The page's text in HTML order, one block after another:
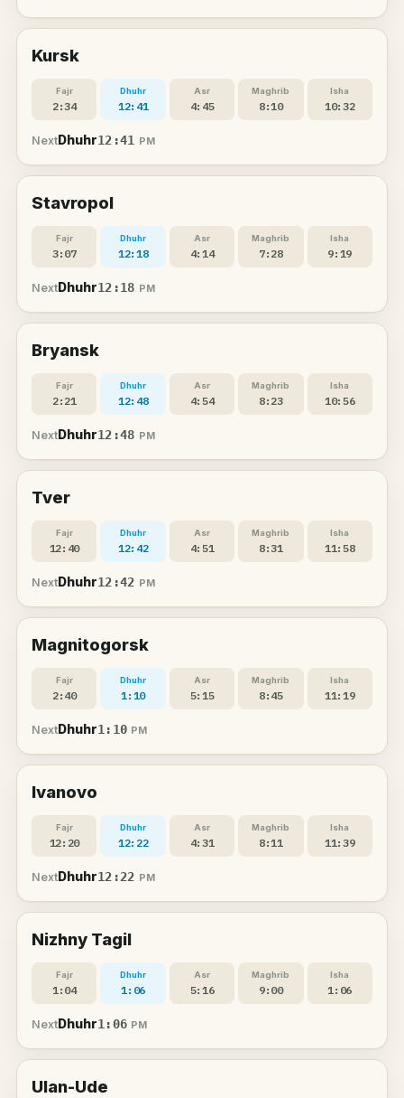
Kursk
Fajr
2:34
Dhuhr
12:41
Asr
4:45
Maghrib
8:10
Isha
10:32
Next Dhuhr12:41 PM
Stavropol
Fajr
3:07
Dhuhr
12:18
Asr
4:14
Maghrib
7:28
Isha
9:19
Next Dhuhr12:18 PM
Bryansk
Fajr
2:21
Dhuhr
12:48
Asr
4:54
Maghrib
8:23
Isha
10:56
Next Dhuhr12:48 PM
Tver
Fajr
12:40
Dhuhr
12:42
Asr
4:51
Maghrib
8:31
Isha
11:58
Next Dhuhr12:42 PM
Magnitogorsk
Fajr
2:40
Dhuhr
1:10
Asr
5:15
Maghrib
8:45
Isha
11:19
Next Dhuhr1:10 PM
Ivanovo
Fajr
12:20
Dhuhr
12:22
Asr
4:31
Maghrib
8:11
Isha
11:39
Next Dhuhr12:22 PM
Nizhny Tagil
Fajr
1:04
Dhuhr
1:06
Asr
5:16
Maghrib
9:00
Isha
1:06
Next Dhuhr1:06 PM
Ulan-Ude